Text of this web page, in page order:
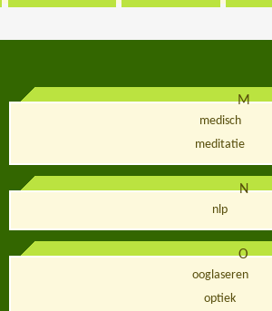
M
medisch
meditatie
N
nlp
O
ooglaseren
optiek